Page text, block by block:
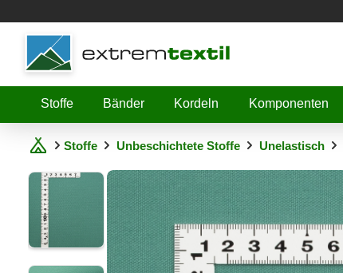
Shopware
Stoffe
Bänder Kordeln Komponenten
Stoffe Unbeschichtete Stoffe Unelastisch